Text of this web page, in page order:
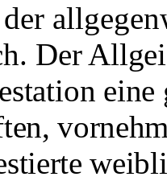
Der
eine